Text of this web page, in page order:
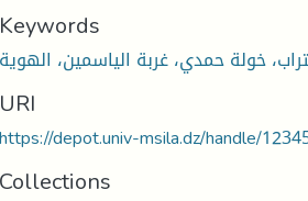
Keywords
URI
https://depot.univ-msila.dz/handle/
Collections